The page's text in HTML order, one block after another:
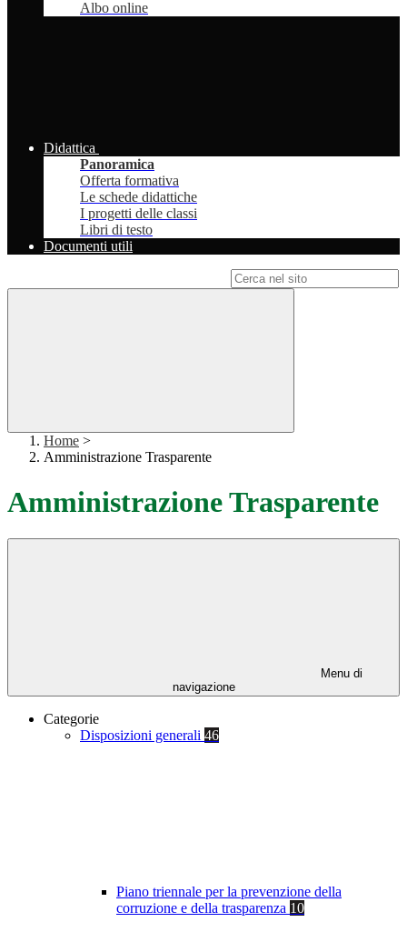
Albo online
Didattica
Panoramica
Offerta formativa
Le schede didattiche
I progetti delle classi
Libri di testo
Documenti utili
Home >
Amministrazione Trasparente
Amministrazione Trasparente
Menu di
navigazione
Categorie
Disposizioni generali 46
Piano triennale per la prevenzione della
corruzione e della trasparenza 10